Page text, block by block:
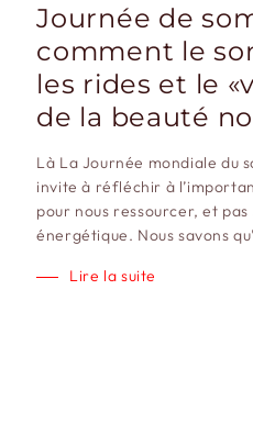
Journée de
comment le
les rides et le
de la beauté
Là La Journée mondiale du
invite à réfléchir à
pour nous ressourcer, et
énergétique. Nous savons
Lire la suite